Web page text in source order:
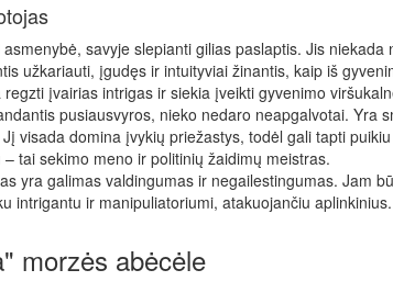
savyje slepianti gilias paslaptis. Jis niekada
užkariauti, įgudęs ir intuityviai žinantis, kaip iš
įvairias intrigas ir siekia įveikti gyvenimo
pusiausvyros, nieko nedaro neapgalvotai. Yra
visada domina įvykių priežastys, todėl gali tapti
tai sekimo meno ir politinių žaidimų meistras.
yra galimas valdingumas ir negailestingumas. Jam
intrigantu ir manipuliatoriumi, atakuojančiu aplinkinius.
morzės abėcėle